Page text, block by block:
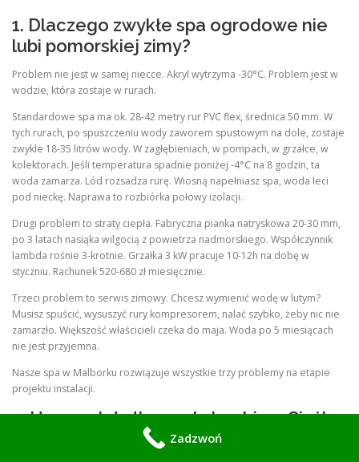
1. Dlaczego zwykłe spa ogrodowe nie
lubi pomorskiej zimy?
Problem nie jest w samej niecce. Akryl wytrzyma -30°C. Problem jest w
wodzie, która zostaje w rurach.
Standardowe spa ma ok. 28-42 metry rur PVC flex, średnica 50 mm. W
tych rurach, po spuszczeniu wody zaworem spustowym na dole, zostaje
zwykle 18-35 litrów wody. W zagłębieniach, w pompach, w grzałce, w
kolektorach. Jeśli temperatura spadnie poniżej -4°C na 8 godzin, ta
woda zamarza. Lód rozsadza rurę. Wiosną napełniasz spa, woda leci
pod nieckę. Naprawa to rozbiórka połowy izolacji.
Drugi problem to straty ciepła. Fabryczna pianka natryskowa 20-30 mm,
po 3 latach nasiąka wilgocią z powietrza nadmorskiego. Współczynnik
lambda rośnie 3-krotnie. Grzałka 3 kW pracuje 10-12h na dobę w
styczniu. Rachunek 520-680 zł miesięcznie.
Trzeci problem to serwis zimowy. Chcesz wymienić wodę w lutym?
Musisz spuścić, wysuszyć rury kompresorem, nalać szybko, żeby nic nie
zamarzło. Większość właścicieli czeka do maja. Woda po 5 miesiącach
nie jest przyjemna.
Nasze spa w Malborku rozwiązuje wszystkie trzy problemy na etapie
projektu instalacji.
2. Heavy-duty thermal plumbing. Ciężka
instalacja termiczna, która trzyma
Zadzwoń